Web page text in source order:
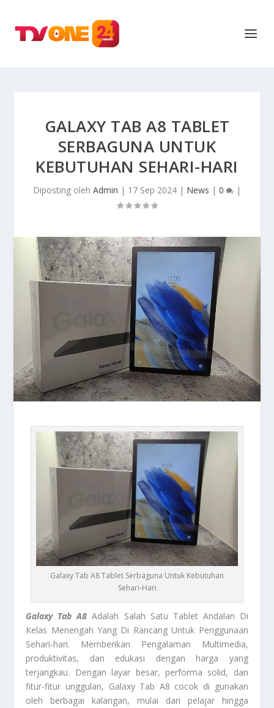
GALAXY TAB A8 TABLET
SERBAGUNA UNTUK
KEBUTUHAN SEHARI-HARI
Diposting oleh Admin | 17 Sep 2024 | News | 0 |
Galaxy Tab A8 Tablet Serbaguna Untuk Kebutuhan
Sehari-Hari
Galaxy Tab A8 Adalah Salah Satu Tablet Andalan Di
Kelas Menengah Yang Di Rancang Untuk Penggunaan
Sehari-hari. Memberikan Pengalaman Multimedia,
produktivitas, dan edukasi dengan harga yang
terjangkau. Dengan layar besar, performa solid, dan
fitur-fitur unggulan, Galaxy Tab A8 cocok di gunakan
oleh berbagai kalangan, mulai dari pelajar hingga